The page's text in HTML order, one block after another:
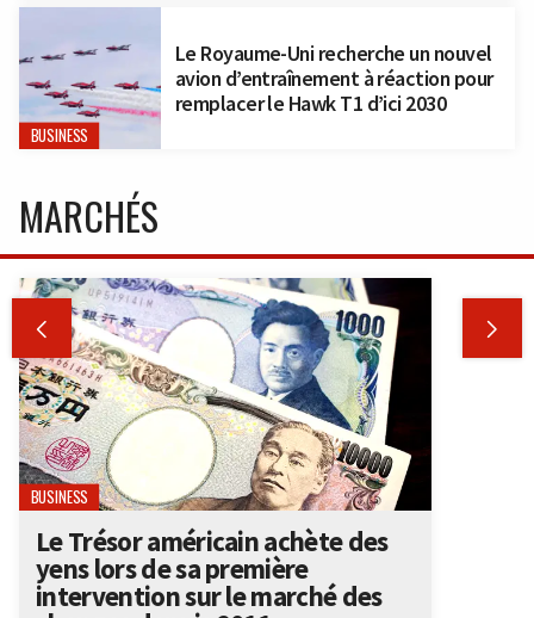
BUSINESS
Le Royaume-Uni recherche un nouvel
avion d’entraînement à réaction pour
remplacer le Hawk T1 d’ici 2030
MARCHÉS
 
BUSINESS
Le Trésor américain achète des
yens lors de sa première
intervention sur le marché des